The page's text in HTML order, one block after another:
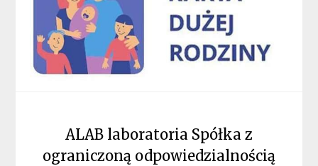
ALAB laboratoria Spółka z
ograniczoną odpowiedzialnością